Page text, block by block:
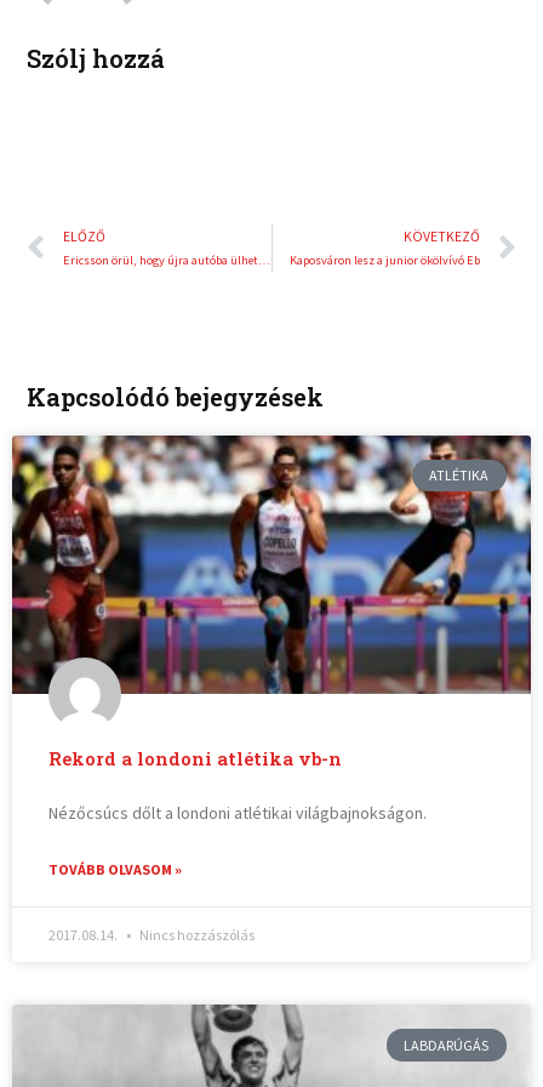
n
Szólj hozzá
Előző
ELŐZŐ
Ericsson örül, hogy újra autóba ülhetett
KÖVETKEZŐ
Kaposváron lesz a junior ökölvívó Eb
Kapcsolódó bejegyzések
ATLÉTIKA
Rekord a londoni atlétika vb-n
Nézőcsúcs dőlt a londoni atlétikai világbajnokságon.
TOVÁBB OLVASOM »
2017.08.14. Nincs hozzászólás
LABDARÚGÁS